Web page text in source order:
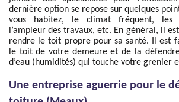
dernière option se repose sur quelques
vous habitez, le climat fréquent, les
l’ampleur des travaux, etc. En général, il
rendre le toit propre pour sa santé. Il est
le toit de votre demeure et de la
d’eau (humidités) qui touche votre grenier
Une entreprise aguerrie pour le